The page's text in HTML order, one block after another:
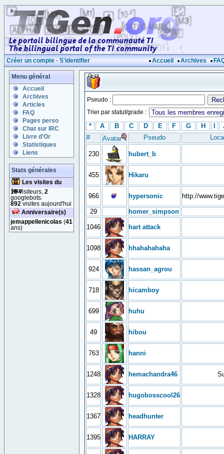
Créer un compte - S'identifier Accueil Archives
Menu général
Accueil
Archives
Articles
FAQ
Pages perso
Chat sur IRC
Livre d'Or
Statistiques
Liens
Stats générales
Les visites du
jour
16visiteurs, 2
googlebots.
892 visites aujourd'hui
Anniversaire(s)
jemappellenicolas (41
ans)
Pseudo :
Trier par statut/grade :
* A B C D E F G H
#
Avatar Pseudo
230 hubert_b
455 Hikaru
966 hypersonic http://
29 homer_simpson
1046 hart attack
1098 hhahahahaha
924 hassan_agrou
718 hicamboy
699 huhu
49 hibou
763 hanni
1248 hemachandra46
1328 hugobosscool26
1367 headhunter
1395 HARRAY